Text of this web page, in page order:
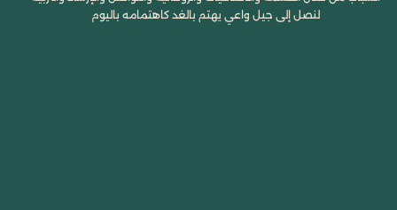
لنصل إلى جيل واعي يهتم بالغد كاهتمامه باليوم